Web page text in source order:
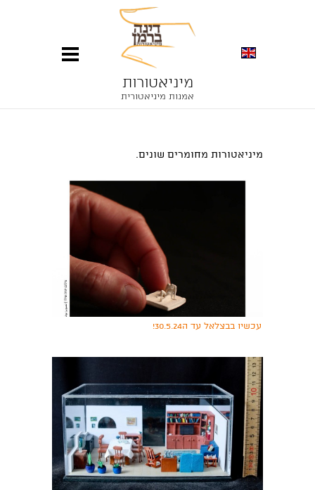
מיניאטורות
אמנות מיניאטורית
מיניאטורות מחומרים שונים.
עכשיו בבצלאל עד ה30.5.24!